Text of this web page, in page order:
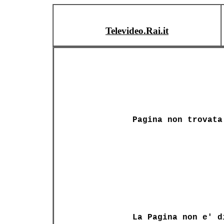
Televideo.Rai.it
Pagina non trovata
La Pagina non e'